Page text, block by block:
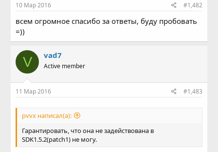
10 Мар 2016 #1,482
всем огромное спасибо за ответы, буду пробовать
=))
V vad7
Active member
11 Мар 2016 #1,483
pvvx написал(а):
Гарантировать, что она не задействована в
SDK1.5.2(patch1) не могу.